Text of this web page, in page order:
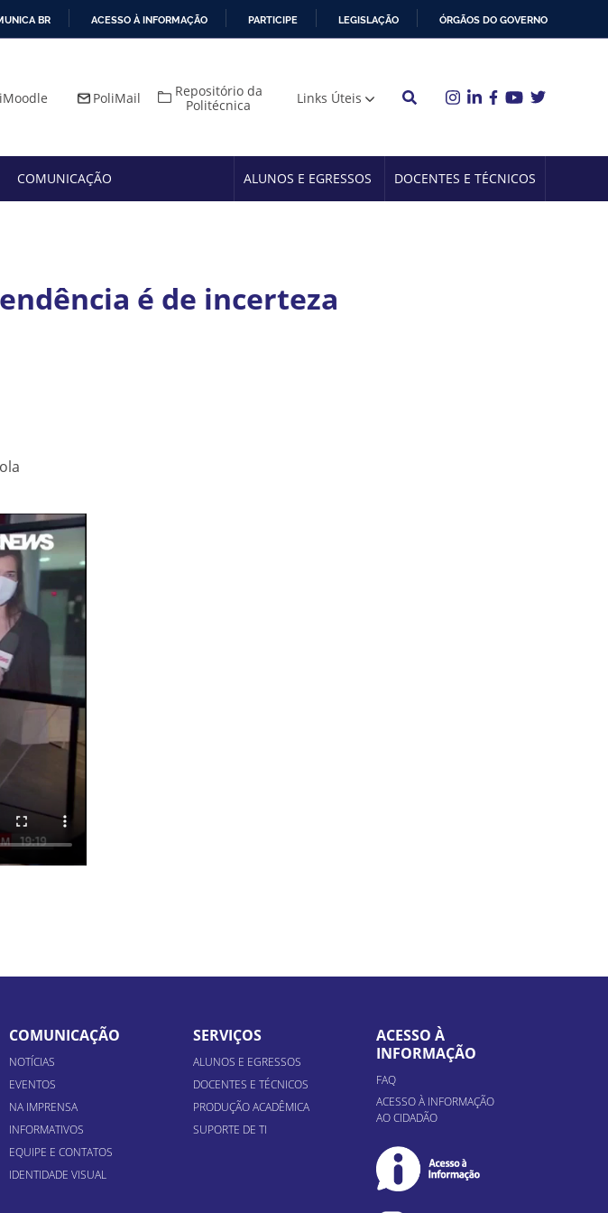
O
BR ACESSO À INFORMAÇÃO PARTICIPE LEGISLAÇÃO ÓRGÃOS DO GOVERNO
PoliMail
Repositório da
Politécnica
Links Úteis
COMUNICAÇÃO ALUNOS E EGRESSOS DOCENTES E TÉCNICOS
é de incerteza
COMUNICAÇÃO
NOTÍCIAS
EVENTOS
NA IMPRENSA
INFORMATIVOS
EQUIPE E CONTATOS
IDENTIDADE VISUAL
SERVIÇOS
ALUNOS E EGRESSOS
DOCENTES E TÉCNICOS
PRODUÇÃO ACADÊMICA
SUPORTE DE TI
ACESSO À
INFORMAÇÃO
FAQ
ACESSO À INFORMAÇÃO
AO CIDADÃO